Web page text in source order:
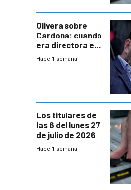
Olivera sobre
Cardona: cuando
era directora en
UTE “no era muy
Hace 1 semana
Los titulares de
las 6 del lunes 27
de julio de 2026
Hace 1 semana